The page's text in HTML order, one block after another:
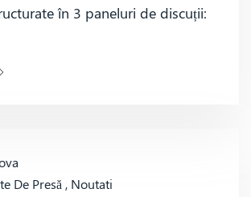
în 3 paneluri de discuții:
De Presă , Noutati